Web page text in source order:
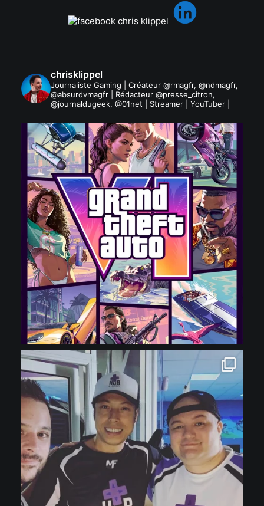
chrisklippel
Journaliste Gaming | Créateur @rmagfr, @ndmagfr,
@absurdvmagfr | Rédacteur @presse_citron,
@journaldugeek, @01net | Streamer | YouTuber |